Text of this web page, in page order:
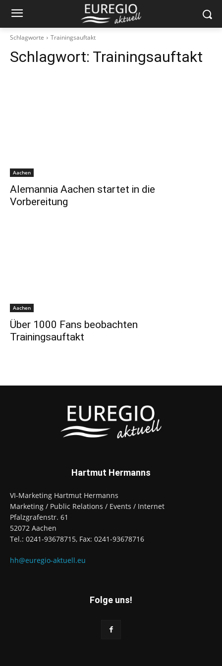
Schlagworte Trainingsauftakt
Schlagwort: Trainingsauftakt
Aachen
Alemannia Aachen startet in die
Vorbereitung
Aachen
Über 1000 Fans beobachten
Trainingsauftakt
Hartmut Hermanns
VI-Marketing Hartmut Hermanns
Marketing / Public Relations / Events / Internet
Pfalzgrafenstr. 61
52072 Aachen
Tel.: 0241-93678715, Fax: 0241-93678716
hh@euregio-aktuell.eu
Folge uns!